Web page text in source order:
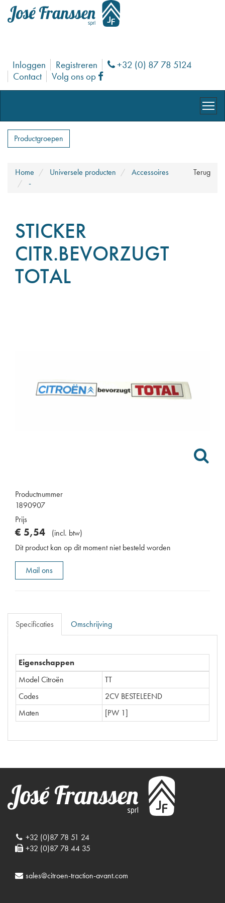
Inloggen Registreren Phone
+32 (0) 87 78 5124
Contact
Volg ons op Facebook
Productgroepen
Terug
Home Universele producten
Accessoires
-
STICKER
CITR.BEVORZUGT
TOTAL
Productnummer
1890907
Prijs
€ 5,54 (incl. btw)
Dit product kan op dit moment niet besteld worden
Mail ons
Specificaties Omschrijving
Eigenschappen
Model Citroën
TT
Codes
2CV BESTELEEND
Maten
[PW 1]
+32 (0)87 78 51 24
+32 (0)87 78 44 35
sales@citroen-traction-avant.com